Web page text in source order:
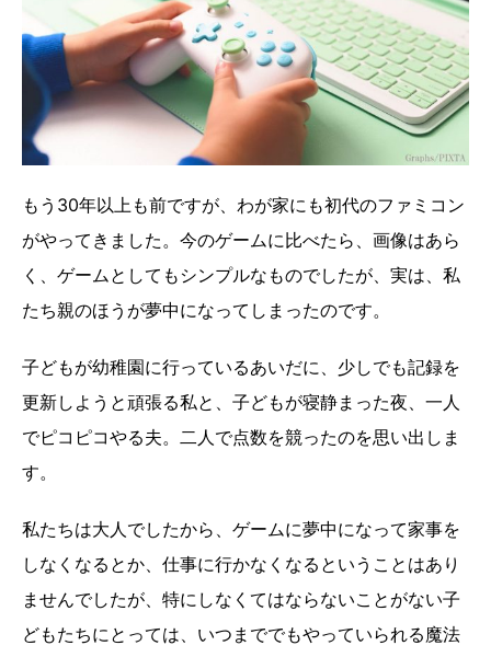
もう30年以上も前ですが、わが家にも初代のファミコン
がやってきました。今のゲームに比べたら、画像はあら
く、ゲームとしてもシンプルなものでしたが、実は、私
たち親のほうが夢中になってしまったのです。
子どもが幼稚園に行っているあいだに、少しでも記録を
更新しようと頑張る私と、子どもが寝静まった夜、一人
でピコピコやる夫。二人で点数を競ったのを思い出しま
す。
私たちは大人でしたから、ゲームに夢中になって家事を
しなくなるとか、仕事に行かなくなるということはあり
ませんでしたが、特にしなくてはならないことがない子
どもたちにとっては、いつまででもやっていられる魔法